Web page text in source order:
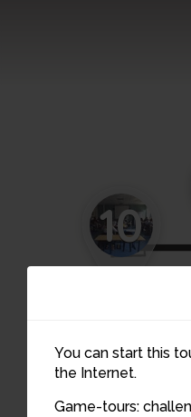
You can start this
the Internet.
Game-tours:
10